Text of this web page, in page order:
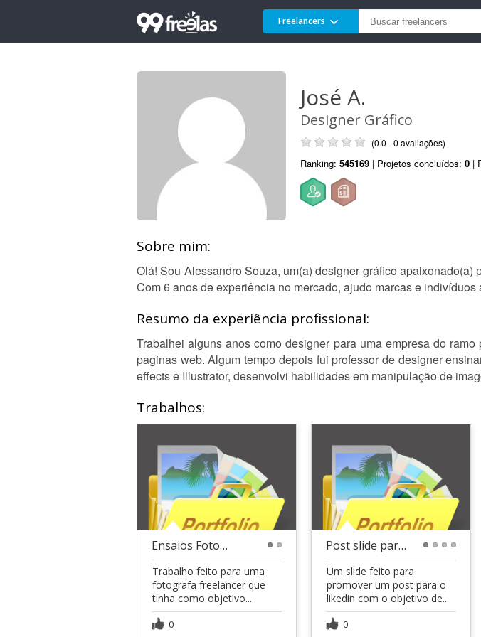
Freelancers
José A.
Designer Gráfico
(0.0 - 0 avaliações)
Ranking: 545169 | Projetos concluídos: 0 |
Sobre mim:
Olá! Sou Alessandro Souza, um(a) designer gráfico
Com 6 anos de experiência no mercado, ajudo marcas e
Resumo da experiência profissional:
Trabalhei alguns anos como designer para uma empresa do
paginas web. Algum tempo depois fui professor de designer
effects e Illustrator, desenvolvi habilidades em manipulação de
Trabalhos:
Ensaios Fotográficos (Artes para promoção)
Trabalho feito para uma
fotografa freelancer que
tinha como objetivo...
0
Post slide para Likedin
Um slide feito para
promover um post para o
likedin com o objetivo de...
0